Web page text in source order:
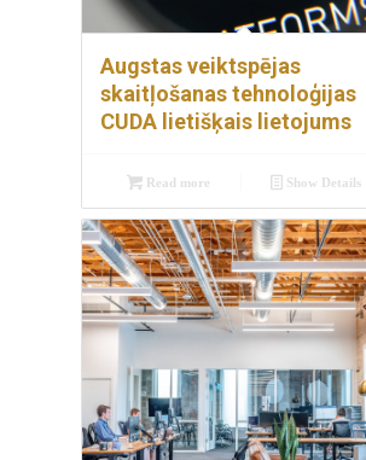
Augstas veiktspējas
skaitļošanas tehnoloģijas
CUDA lietišķais lietojums
Read more Show Details